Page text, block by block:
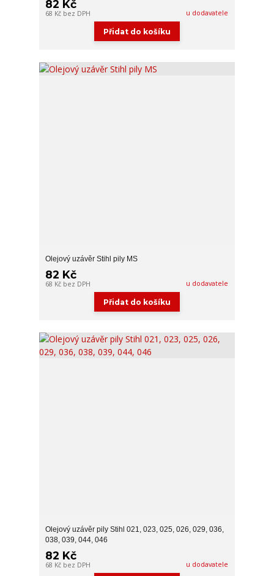
82 Kč
68 Kč bez DPH u dodavatele
Přidat do košíku
Olejový uzávěr Stihl pily MS
82 Kč
68 Kč bez DPH u dodavatele
Přidat do košíku
Olejový uzávěr pily Stihl 021, 023, 025, 026, 029, 036,
038, 039, 044, 046
82 Kč
68 Kč bez DPH u dodavatele